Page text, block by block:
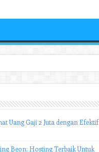
Uang Gaji 2 Juta dengan Efektif
Beon: Hosting Terbaik Untuk